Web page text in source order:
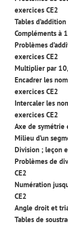
exercices CE2
Tables
Compléments à
Problèmes
exercices CE2
Multiplier par
Encadrer les
exercices CE2
Intercaler les
exercices CE2
Axe de symétrie
Milieu d’un
Division ; leçon
Problèmes de
CE2
Numération
CE2
Angle droit et
Tables de